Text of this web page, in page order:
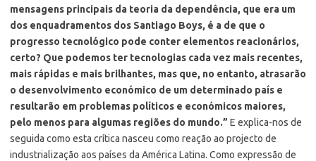
mensagens principais da teoria da dependência, que era um
dos enquadramentos dos Santiago Boys, é a de que o
progresso tecnológico pode conter elementos reacionários,
certo? Que podemos ter tecnologias cada vez mais recentes,
mais rápidas e mais brilhantes, mas que, no entanto, atrasarão
o desenvolvimento económico de um determinado país e
resultarão em problemas políticos e económicos maiores,
pelo menos para algumas regiões do mundo.” E explica-nos de
seguida como esta crítica nasceu como reação ao projecto de
industrialização aos países da América Latina. Como expressão de